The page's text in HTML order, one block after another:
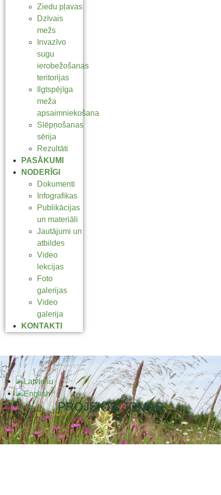
Ziedu pļavas
Dzīvais
mežs
Invazīvo
sugu
ierobežošanas
teritorijas
Ilgtspējīga
meža
apsaimniekošana
Slēpņošanas
sērija
Rezultāti
PASĀKUMI
NODERĪGI
Dokumenti
Infografikas
Publikācijas
un materiāli
Jautājumi un
atbildes
Video
lekcijas
Foto
galerijas
Video
galerija
KONTAKTI
PROJEKTA JOMAS